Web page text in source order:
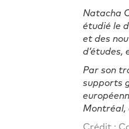
Natacha
étudié le
et des
d’études,
Par son
supports
Montréal,